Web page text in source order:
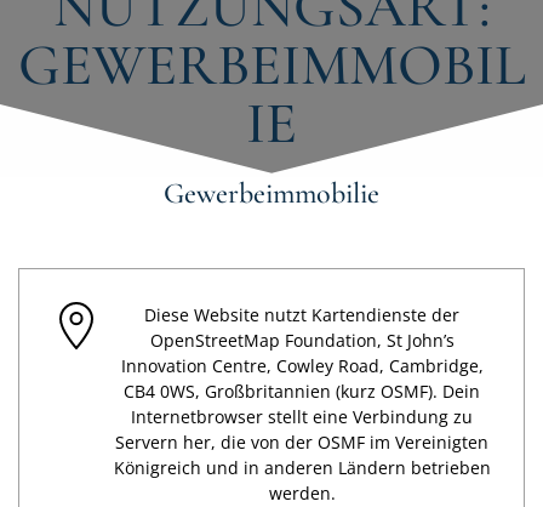
GEWERBEIMMOBIL
IE
Gewerbeimmobilie
Diese Website nutzt Kartendienste der
OpenStreetMap Foundation, St John’s
Innovation Centre, Cowley Road, Cambridge,
CB4 0WS, Großbritannien (kurz OSMF). Dein
Internetbrowser stellt eine Verbindung zu
Servern her, die von der OSMF im Vereinigten
Königreich und in anderen Ländern betrieben
werden.